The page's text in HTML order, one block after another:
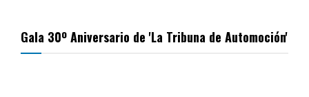
Gala 30º Aniversario de 'La Tribuna de Automoción'